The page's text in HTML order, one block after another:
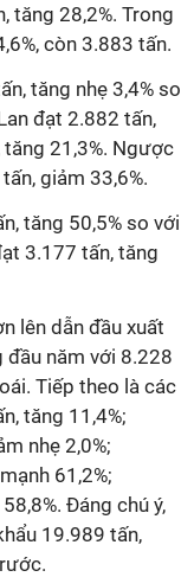
tăng 28,2%. Trong
còn 3.883 tấn.
tăng nhẹ 3,4% so
đạt 2.882 tấn,
21,3%. Ngược
giảm 33,6%.
tăng 50,5% so với
3.177 tấn, tăng
lên dẫn đầu xuất
đầu năm với 8.228
Tiếp theo là các
tăng 11,4%;
nhẹ 2,0%;
61,2%;
Đáng chú ý,
19.989 tấn,